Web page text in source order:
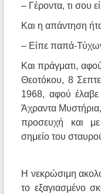
– Γέροντα, τι σου
Και η απάντηση
– Είπε παπά-
Και πράγματι,
Θεοτόκου, 8
1968, αφού έλαβε
Άχραντα
προσευχή και
σημείο του
Η νεκρώσιμη
το εξαγιασμένο